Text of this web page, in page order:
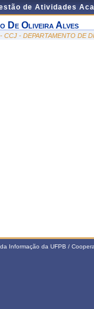
de Atividades
De Oliveira Alves
CCJ - DEPARTAMENTO DE
Informação da UFPB /